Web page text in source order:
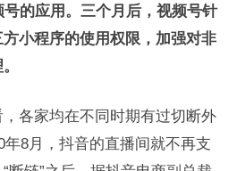
的应用。三个月后，视频号针
小程序的使用权限，加强对非
各家均在不同时期有过切断外
8月，抖音的直播间就不再支